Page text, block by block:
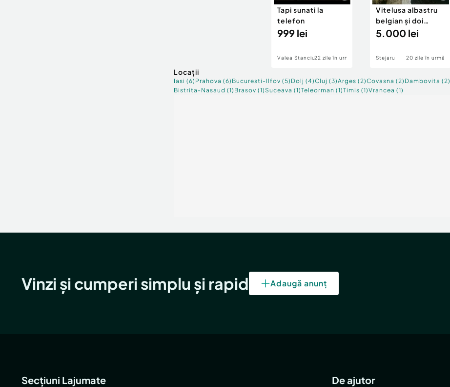
Tapi sunati la
telefon
999 lei
Valea Stanciului22 zile în urmă
Vitelusa albastru
belgian și doi
berbeci
5.000 lei
Stejaru 20 zile în urmă
Locații
Iasi (6) Prahova (6) Bucuresti-Ilfov (5) Dolj (4)Cluj (3)Arges (2)Covasna (2) Dambovita (2)
Bistrita-Nasaud (1) Brasov (1) Suceava (1)Teleorman (1)Timis (1)Vrancea (1)
Vinzi și cumperi simplu și rapid Adaugă anunț
Secțiuni Lajumate De ajutor